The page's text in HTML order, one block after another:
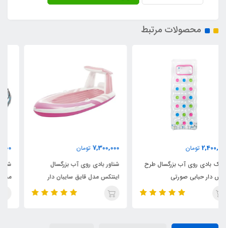
محصولات مرتبط
7,300,000
شناور بادی روی آب بزرگسال
اینتکس مدل قایق سایبان دار
8,900,000
شناور بادی روی آب تکنفره اینتکس
مدل ریور ران پرو